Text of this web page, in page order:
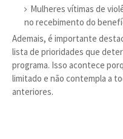
Mulheres vítimas de
no recebimento do
Ademais, é importante
lista de prioridades que
programa. Isso acontece
limitado e não contempla a
anteriores.